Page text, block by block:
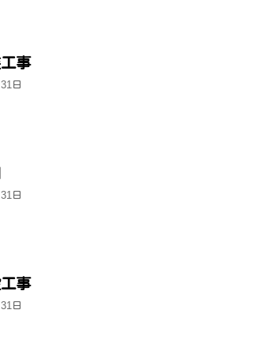
事
日
日
事
日